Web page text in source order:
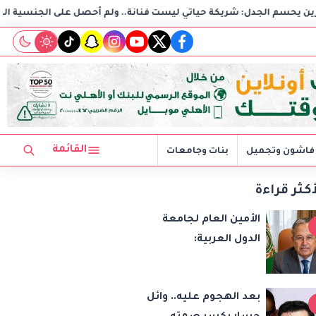
شريكة حياتي ليست فنانة.. ولم أحصل على الجنسية المصرية
facebook
twitter
youtube
instagram
snapchat
tiktok
فاشون وتجميل بنات وجامعات القائمة
قراءة
الأمين العام لجامعة
الدول العربية:
المنطقة
بعد الهجوم عليه.. وائل